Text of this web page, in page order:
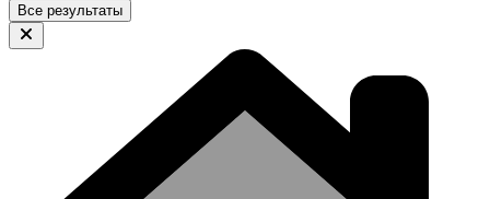
Все результаты